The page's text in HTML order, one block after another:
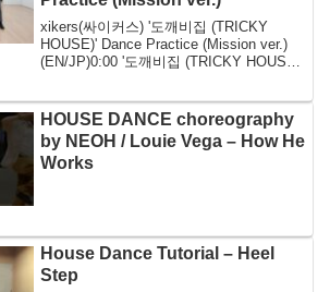
xikers(싸이커스) '도깨비집 (TRICKY
HOUSE)' Dance Practice (Mission ver.)
(EN/JP)0:00 '도깨비집 (TRICKY HOUSE)'
HOUSE DANCE choreography
by NEOH / Louie Vega – How He
Works
House Dance Tutorial – Heel
Step